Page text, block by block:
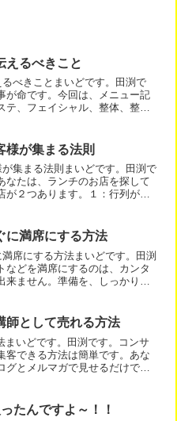
えるべきこと
べきことまいどです。田渕で
が命です。今回は、メニュー記
テ、フェイシャル、整体、整骨
様が集まる法則
集まる法則まいどです。田渕で
なたは、ランチのお店を探して
が２つあります。１：行列がで
に満席にする方法
席にする方法まいどです。田渕
などを満席にするのは、カンタ
ません。準備を、しっかりす
師として売れる方法
いどです。田渕です。コンサ
客できる方法は簡単です。あな
グとメルマガで見せるだけで
たんですよ～！！